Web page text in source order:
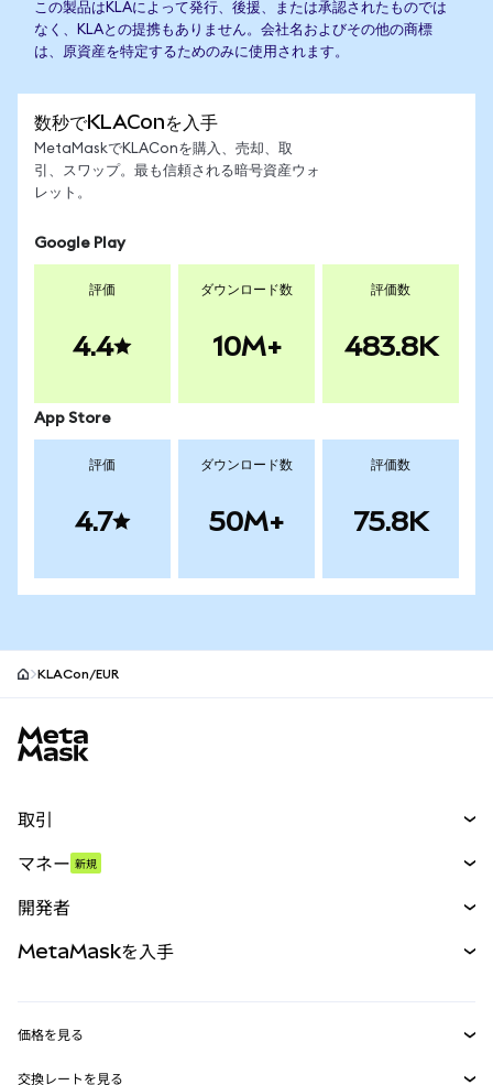
この製品はKLAによって発行、後援、または承認されたものでは
なく、KLAとの提携もありません。会社名およびその他の商標
は、原資産を特定するためのみに使用されます。
数秒でKLAConを入手
MetaMaskでKLAConを購入、売却、取
引、スワップ。最も信頼される暗号資産ウォ
レット。
Google Play
評価
4.4
ダウンロード数
10M+
評価数
483.8K
App Store
評価
4.7
ダウンロード数
50M+
評価数
75.8K
KLACon/EUR
取引
パーペチュアル
RWA
マネー 新規
開発者
MetaMaskを入手
価格を見る
交換レートを見る